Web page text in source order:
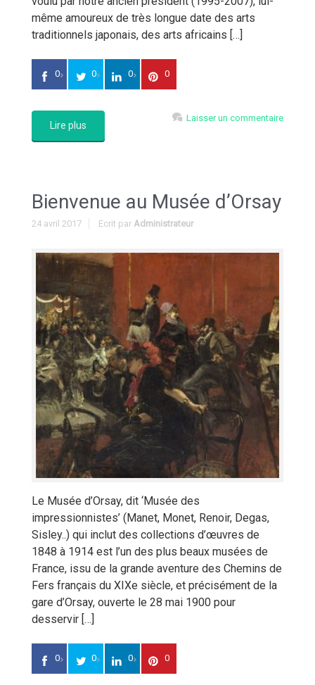
même amoureux de très longue date des arts
traditionnels japonais, des arts africains […]
0 0 0 0
Lire plus
Laisser un commentaire
Bienvenue au Musée d’Orsay
24 avril 2017 Ecrit par Administrateur
Le Musée d’Orsay, dit ‘Musée des
impressionnistes’ (Manet, Monet, Renoir, Degas,
Sisley..) qui inclut des collections d’œuvres de
1848 à 1914 est l’un des plus beaux musées de
France, issu de la grande aventure des Chemins de
Fers français du XIXe siècle, et précisément de la
gare d’Orsay, ouverte le 28 mai 1900 pour
desservir […]
0 0 0 0